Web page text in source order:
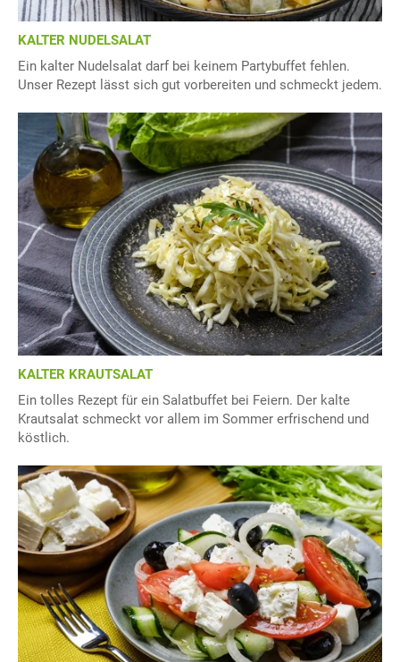
KALTER NUDELSALAT
Ein kalter Nudelsalat darf bei keinem Partybuffet fehlen.
Unser Rezept lässt sich gut vorbereiten und schmeckt jedem.
KALTER KRAUTSALAT
Ein tolles Rezept für ein Salatbuffet bei Feiern. Der kalte
Krautsalat schmeckt vor allem im Sommer erfrischend und
köstlich.